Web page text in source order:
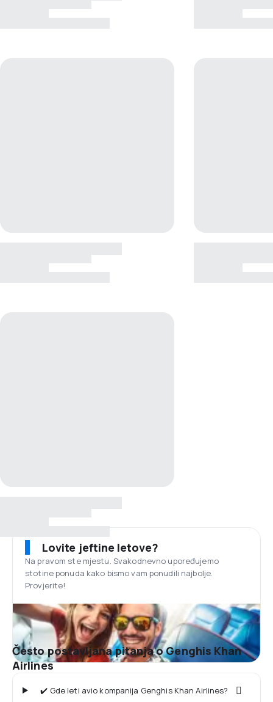
Lovite jeftine letove?
Na pravom ste mjestu. Svakodnevno upoređujemo
stotine ponuda kako bismo vam ponudili najbolje.
Provjerite!
Često postavljana pitanja o Genghis Khan
Airlines
✔️ Gde leti avio kompanija Genghis Khan Airlines?